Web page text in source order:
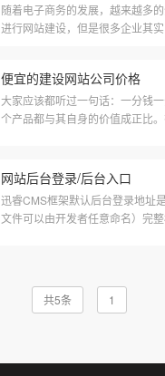
定要经历以下七个阶段。1、了解
建站公司接触的...
随着电子商务的发展，越来越多
进行网站建设，但是很多企业其实
专行，也不能只听用户的，而是要
己在进行网站建设时究竟应该和
题呢?满足用...
便宜的建设网站公司价格
大家应该都听过一句话：一分钱
个产品都与其自身的价值成正比。
至上百元。目前便宜的网站建设公
地...
网站后台登录/后台入口
迅睿CMS框架默认后台登录地址
文件可以由开发者任意命名）完整
护人员使用。后台角色权限设置处...
共5条 1